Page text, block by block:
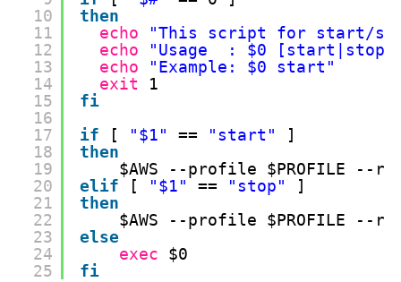
10
11
12
13
14
15
16
17
18
19
20
21
22
23
24
25
then
echo
"This script for start/stop
echo
"Usage  : $0
echo
"Example: $0 start"
exit
1
fi
if
[ "$1" == "start"
]
then
$AWS --profile $PROFILE --
elif
[ "$1" == "stop"
]
then
$AWS --profile $PROFILE --
else
exec
$0
fi